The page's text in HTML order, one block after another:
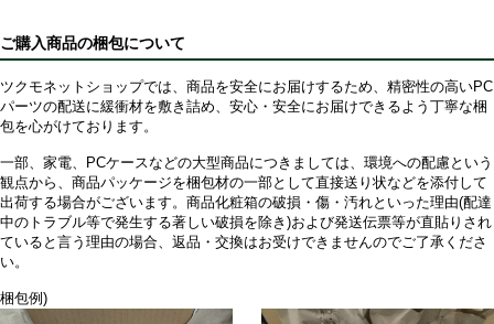
ご購入商品の梱包について
ツクモネットショップでは、商品を安全にお届けするため、精密性の高いPC
パーツの配送に緩衝材を敷き詰め、安心・安全にお届けできるよう丁寧な梱
包を心がけております。
一部、家電、PCケースなどの大型商品につきましては、環境への配慮という
観点から、商品パッケージを梱包材の一部として直接送り状などを添付して
出荷する場合がございます。商品化粧箱の破損・傷・汚れといった理由(配達
中のトラブル等で発生する著しい破損を除き)および発送伝票等が直貼りされ
ていると言う理由の場合、返品・交換はお受けできませんのでご了承くださ
い。
梱包例)